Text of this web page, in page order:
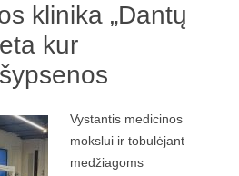
klinika „Dantų
kur
Vystantis medicinos
mokslui ir tobulėjant
medžiagoms